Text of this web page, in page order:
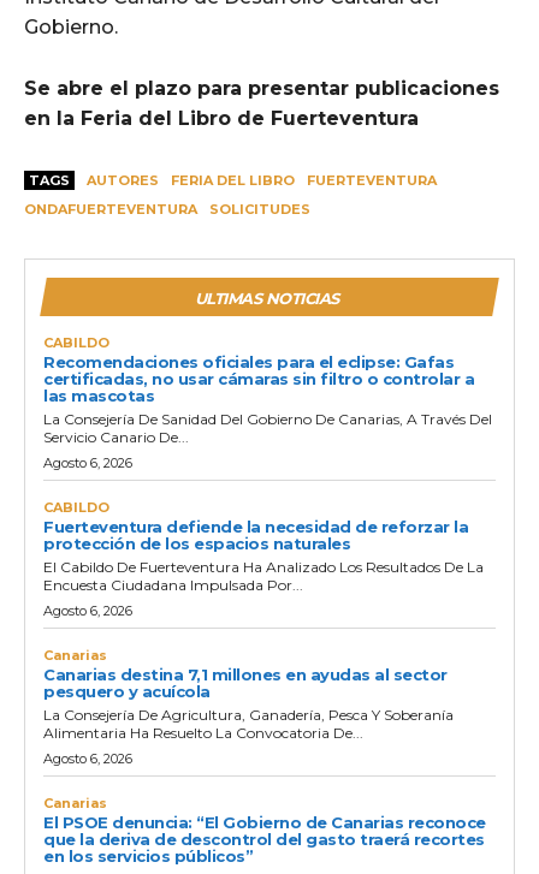
Gobierno.
Se abre el plazo para presentar publicaciones
en la Feria del Libro de Fuerteventura
TAGS AUTORES FERIA DEL LIBRO
FUERTEVENTURA
ONDAFUERTEVENTURA
SOLICITUDES
ULTIMAS NOTICIAS
CABILDO
Recomendaciones oficiales para el eclipse: Gafas
certificadas, no usar cámaras sin filtro o controlar a
las mascotas
La Consejería De Sanidad Del Gobierno De Canarias, A Través Del
Servicio Canario De...
Agosto 6, 2026
CABILDO
Fuerteventura defiende la necesidad de reforzar la
protección de los espacios naturales
El Cabildo De Fuerteventura Ha Analizado Los Resultados De La
Encuesta Ciudadana Impulsada Por...
Agosto 6, 2026
Canarias
Canarias destina 7,1 millones en ayudas al sector
pesquero y acuícola
La Consejería De Agricultura, Ganadería, Pesca Y Soberanía
Alimentaria Ha Resuelto La Convocatoria De...
Agosto 6, 2026
Canarias
El PSOE denuncia: “El Gobierno de Canarias reconoce
que la deriva de descontrol del gasto traerá recortes
en los servicios públicos”